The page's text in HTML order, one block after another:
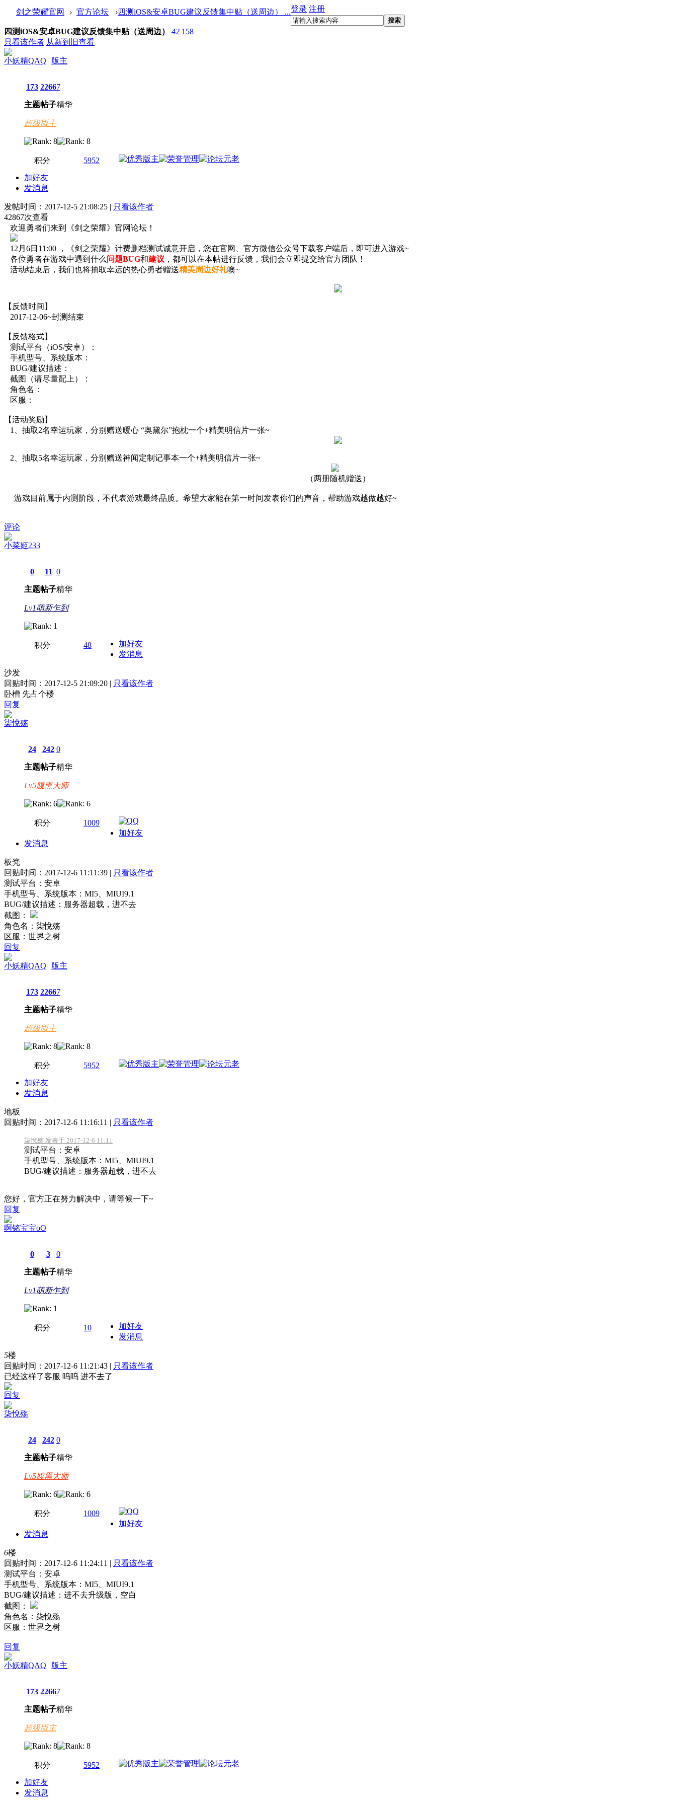
剑之荣耀官网 › 官方论坛 ›四测iOS&安卓BUG建议反馈集中贴（送周边） ...登录 注册
搜索
四测iOS&安卓BUG建议反馈集中贴（送周边） 42 158
只看该作者 从新到旧查看
小妖精QAQ 版主
173
主题
2266
帖子
7
精华
超级版主
积分
5952
加好友
发消息
发帖时间：2017-12-5 21:08:25 | 只看该作者
42867次查看
欢迎勇者们来到《剑之荣耀》官网论坛！
12月6日11:00 ，《剑之荣耀》计费删档测试诚意开启，您在官网、官方微信公众号下载客户端后，即可进入游戏~
各位勇者在游戏中遇到什么问题BUG和建议 ，都可以在本帖进行反馈，我们会立即提交给官方团队！
活动结束后，我们也将抽取幸运的热心勇者赠送精美周边好礼噢~
【反馈时间】
2017-12-06~封测结束
【反馈格式】
测试平台（iOS/安卓）：
手机型号、系统版本：
BUG/建议描述：
截图（请尽量配上）：
角色名：
区服：
【活动奖励】
1、抽取2名幸运玩家，分别赠送暖心 “奥黛尔”抱枕一个+精美明信片一张~
2、抽取5名幸运玩家，分别赠送神闻定制记事本一个+精美明信片一张~
（两册随机赠送）
游戏目前属于内测阶段，不代表游戏最终品质。希望大家能在第一时间发表你们的声音，帮助游戏越做越好~
评论
小菜姬233
0
主题
11
帖子
0
精华
Lv1萌新乍到
积分 48
加好友
发消息
沙发
回贴时间：2017-12-5 21:09:20 | 只看该作者
卧槽 先占个楼
回复
柒悅殇
24
主题
242
帖子
0
精华
Lv5腹黑大师
积分
1009
加好友
发消息
板凳
回贴时间：2017-12-6 11:11:39 | 只看该作者
测试平台：安卓
手机型号、系统版本：MI5、MIUI9.1
BUG/建议描述：服务器超载，进不去
截图：
角色名：柒悅殇
区服：世界之树
回复
小妖精QAQ 版主
173
主题
2266
帖子
7
精华
超级版主
积分
5952
加好友
发消息
地板
回贴时间：2017-12-6 11:16:11 | 只看该作者
柒悅殇 发表于 2017-12-6 11:11
测试平台：安卓
手机型号、系统版本：MI5、MIUI9.1
BUG/建议描述：服务器超载，进不去
您好，官方正在努力解决中，请等候一下~
回复
啊铭宝宝oO
0
主题
3
帖子
0
精华
Lv1萌新乍到
积分 10
加好友
发消息
5楼
回贴时间：2017-12-6 11:21:43 | 只看该作者
已经这样了客服 呜呜 进不去了
回复
柒悅殇
24
主题
242
帖子
0
精华
Lv5腹黑大师
积分
1009
加好友
发消息
6楼
回贴时间：2017-12-6 11:24:11 | 只看该作者
测试平台：安卓
手机型号、系统版本：MI5、MIUI9.1
BUG/建议描述：进不去升级版，空白
截图：
角色名：柒悅殇
区服：世界之树
回复
小妖精QAQ 版主
173
主题
2266
帖子
7
精华
超级版主
积分
5952
加好友
发消息